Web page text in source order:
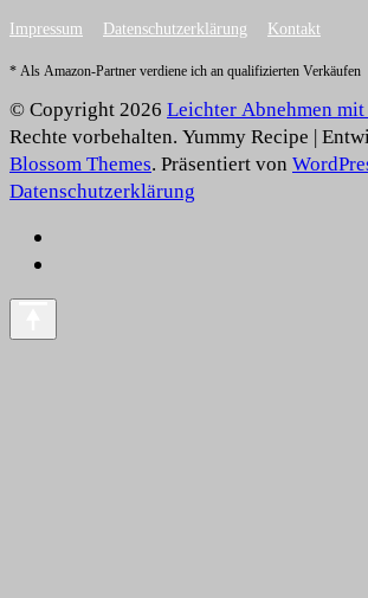
Impressum Datenschutzerklärung Kontakt
* Als Amazon-Partner verdiene ich an qualifizierten Verkäufen
© Copyright 2026 Leichter Abnehmen mit
Rechte vorbehalten. Yummy Recipe |
Blossom Themes. Präsentiert von
Datenschutzerklärung